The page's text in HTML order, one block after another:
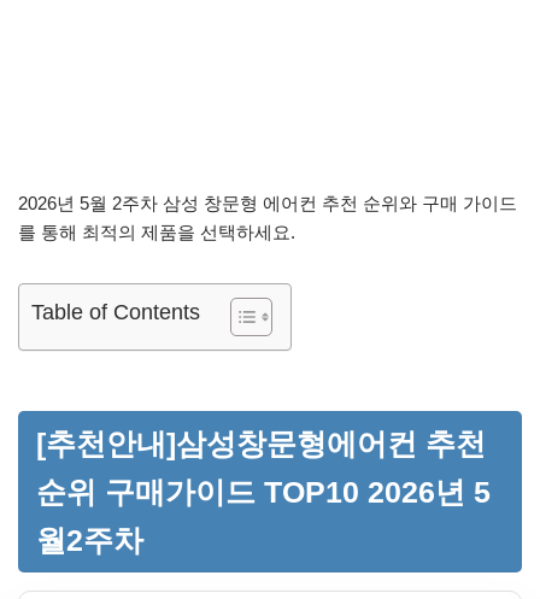
2026년 5월 2주차 삼성 창문형 에어컨 추천 순위와 구매 가이드
를 통해 최적의 제품을 선택하세요.
Table of Contents
[추천안내]삼성창문형에어컨 추천
순위 구매가이드 TOP10 2026년 5
월2주차